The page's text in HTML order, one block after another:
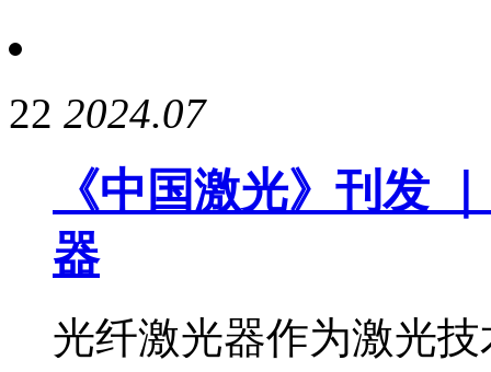
22 2024.07
《中国激光》刊发
器
光纤激光器作为激光